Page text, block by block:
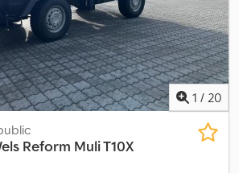
gratuite dans un rayon de 100
: Donaustraße 10, 94491
demande. Lieu de stockage : 94491
Aklok
1 / 20
Reform Muli T10X